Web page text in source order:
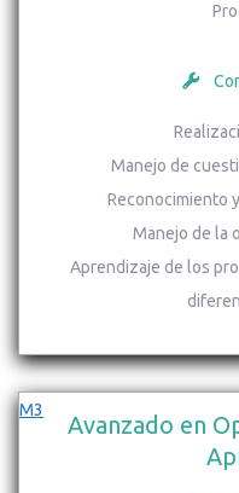
Manejo de
Reconocimiento
Manejo de la
Aprendizaje de los
M3
Avanzado en